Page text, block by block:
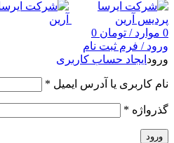
0 موارد / تومان
ورود / فرم ثبت نام
ورود ایجاد حساب کاربری
نام کاربری یا آدرس ایمیل *
گذرواژه *
ورود